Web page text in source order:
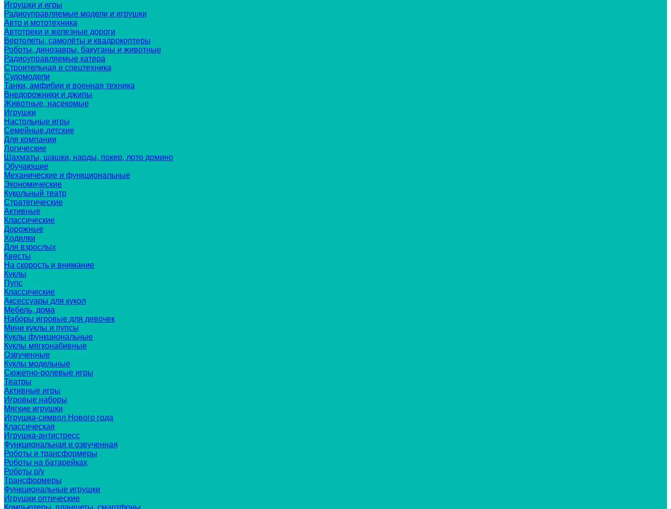
Игрушки и игры
Радиоуправляемые модели и игрушки
Авто и мототехника
Автотреки и железные дороги
Вертолеты, самолёты и квадрокоптеры
Роботы, динозавры, бакуганы и животные
Радиоуправляемые катера
Строительная и спецтехника
Судомодели
Танки, амфибии и военная техника
Внедорожники и джипы
Животные, насекомые
Игрушки
Настольные игры
Семейные,детские
Для компании
Логические
Шахматы, шашки, нарды, покер, лото домино
Обучающие
Механические и функциональные
Экономические
Кукольный театр
Стратегические
Активные
Классические
Дорожные
Ходилки
Для взрослых
Квесты
На скорость и внимание
Куклы
Пупс
Классические
Аксессуары для кукол
Мебель, дома
Наборы игровые для девочек
Мини куклы и пупсы
Куклы функциональные
Куклы мягконабивные
Озвученные
Куклы модельные
Сюжетно-ролевые игры
Театры
Активные игры
Игровые наборы
Мягкие игрушки
Игрушка-символ Нового года
Классическая
Игрушка-антистресс
Функциональная и озвученная
Роботы и трансформеры
Роботы на батарейках
Роботы р/у
Трансформеры
Функциональные игрушки
Игрушки оптические
Компьютеры, планшеты, смартфоны